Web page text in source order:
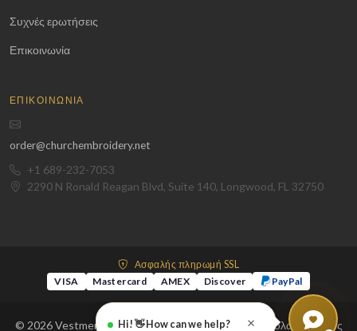
Συχνές ερωτήσεις
Επικοινωνία
ΕΠΙΚΟΙΝΩΝΊΑ
order@churchembroidery.net
+1 689-232-7053
2290 N Ronald Reagan Blvd, Suite 140, Longwood, FL 32750
Ασφαλής πληρωμή SSL
VISA
Mastercard AMEX Discover PayPal
© 2026 Vestments and Embroidery LLC. Με την επιφύλαξη παντός
Hi! 👋 How can we help? ×